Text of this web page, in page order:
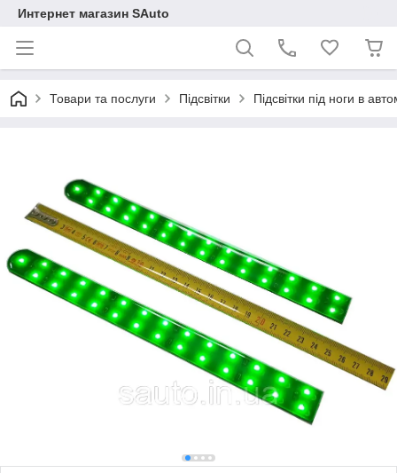
Интернет магазин SAuto
Товари та послуги Підсвітки Підсвітки під ноги в